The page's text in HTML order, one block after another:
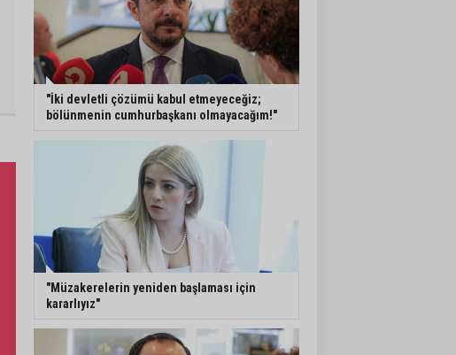
"İki devletli çözümü kabul etmeyeceğiz;
bölünmenin cumhurbaşkanı olmayacağım!"
"Müzakerelerin yeniden başlaması için
kararlıyız"